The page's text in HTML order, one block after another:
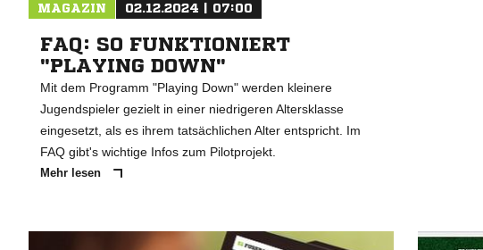
MAGAZIN 02.12.2024 | 07:00
FAQ: SO FUNKTIONIERT
"PLAYING DOWN"
Mit dem Programm "Playing Down" werden kleinere
Jugendspieler gezielt in einer niedrigeren Altersklasse
eingesetzt, als es ihrem tatsächlichen Alter entspricht. Im
FAQ gibt's wichtige Infos zum Pilotprojekt.
Mehr lesen